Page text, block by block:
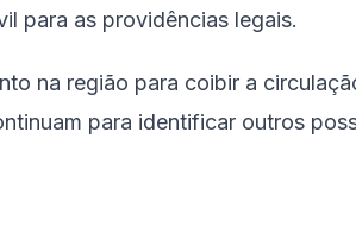
para as providências legais.
na região para coibir a
para identificar outros